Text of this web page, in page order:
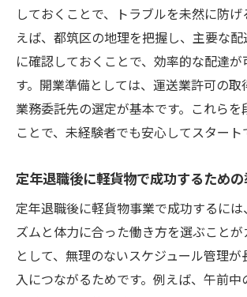
しておくことで、トラブルを未然に防げ
えば、都筑区の地理を把握し、主要な
に確認しておくことで、効率的な配達が
す。開業準備としては、運送業許可の取
業務委託先の選定が基本です。これらを
ことで、未経験者でも安心してスタート
定年退職後に軽貨物で成功するため
定年退職後に軽貨物事業で成功するには
ズムと体力に合った働き方を選ぶことが
として、無理のないスケジュール管理
入につながるためです。例えば、午前中